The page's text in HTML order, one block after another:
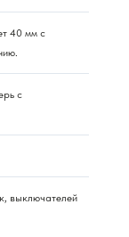
40 мм с
с
выключателей